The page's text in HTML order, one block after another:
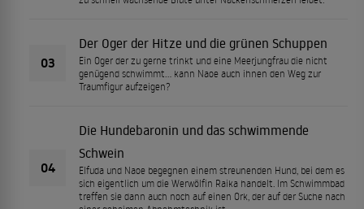
03
Der Oger der Hitze und die grünen Schuppen
Ein Oger der zu gerne trinkt und eine Meerjungfrau die nicht
genügend schwimmt… kann Naoe auch ihnen den Weg zur
Traumfigur aufzeigen?
04
Die Hundebaronin und das schwimmende
Schwein
Elfuda und Naoe begegnen einem streunenden Hund, bei dem es
sich eigentlich um die Werwölfin Raika handelt. Im Schwimmbad
treffen sie dann auch noch auf einen Ork, der auf der Suche nach